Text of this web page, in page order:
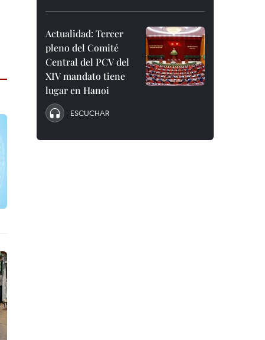
Actualidad: Tercer
pleno del Comité
Central del PCV del
XIV mandato tiene
lugar en Hanoi
ESCUCHAR